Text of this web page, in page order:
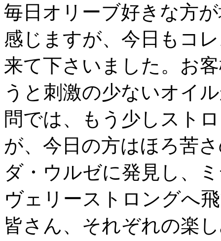
毎日オリーブ好きな方
感じますが、今日もコ
来て下さいました。お
うと刺激の少ないオイ
問では、もう少しスト
が、今日の方はほろ苦
ダ・ウルゼに発見し、
ヴェリーストロングへ
皆さん、それぞれの楽